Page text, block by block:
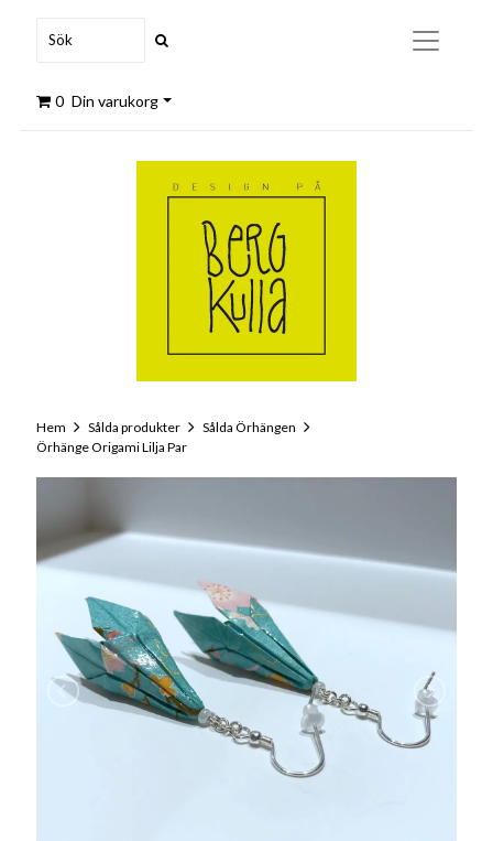
0 Din varukorg
Hem Sålda produkter
Sålda Örhängen
Örhänge Origami Lilja Par